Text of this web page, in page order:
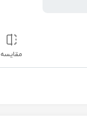
مقایسه